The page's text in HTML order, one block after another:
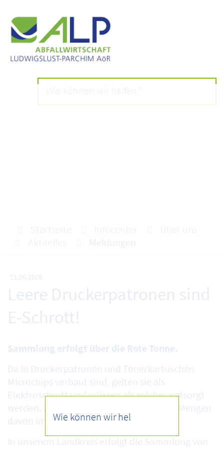
Meldungen
11.06.2026
Leere Druckerpatronen sind
E-Schrott!
Sammlung erfolgt über die Rote Tonne.
Da in Druckerpatronen und Tonerkartuschen
Microchips verbaut sind, gelten sie als
Elektroschrott und müssen als solcher entsorgt
werden. Doch noch immer landen große Mengen
davon im Hausmüll.
In unserem Landkreis erfolgt die Sammlung von